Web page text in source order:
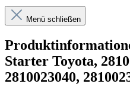
Menü schließen
Starter Toyota,
2810023040,